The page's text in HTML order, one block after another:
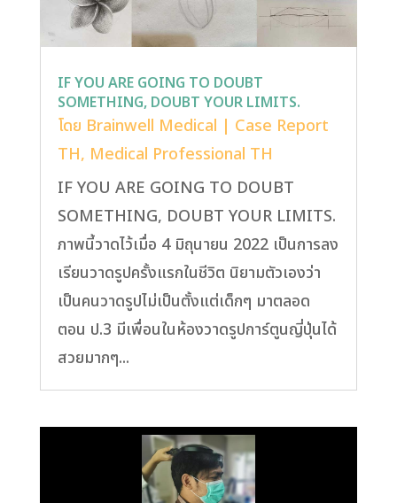
IF YOU ARE GOING TO DOUBT
SOMETHING, DOUBT YOUR LIMITS.
โดย Brainwell Medical | Case Report
TH, Medical Professional TH
IF YOU ARE GOING TO DOUBT
SOMETHING, DOUBT YOUR LIMITS.
ภาพนี้วาดไว้เมื่อ 4 มิถุนายน 2022 เป็นการลง
เรียนวาดรูปครั้งแรกในชีวิต นิยามตัวเองว่า
เป็นคนวาดรูปไม่เป็นตั้งแต่เด็กๆ มาตลอด
ตอน ป.3 มีเพื่อนในห้องวาดรูปการ์ตูนญี่ปุ่นได้
สวยมากๆ...